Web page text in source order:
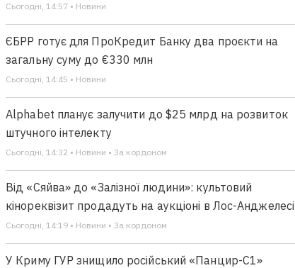
Сьогодні, 14:57 • Новини
ЄБРР готує для ПроКредит Банку два проєкти на
загальну суму до €330 млн
Сьогодні, 14:45 • Новини
Alphabet планує залучити до $25 млрд на розвиток
штучного інтелекту
Сьогодні, 14:32 • Новини • За кордоном
Від «Сяйва» до «Залізної людини»: культовий
кінореквізит продадуть на аукціоні в Лос-Анджелесі
Сьогодні, 14:19 • Новини • За кордоном
У Криму ГУР знищило російський «Панцир-С1»